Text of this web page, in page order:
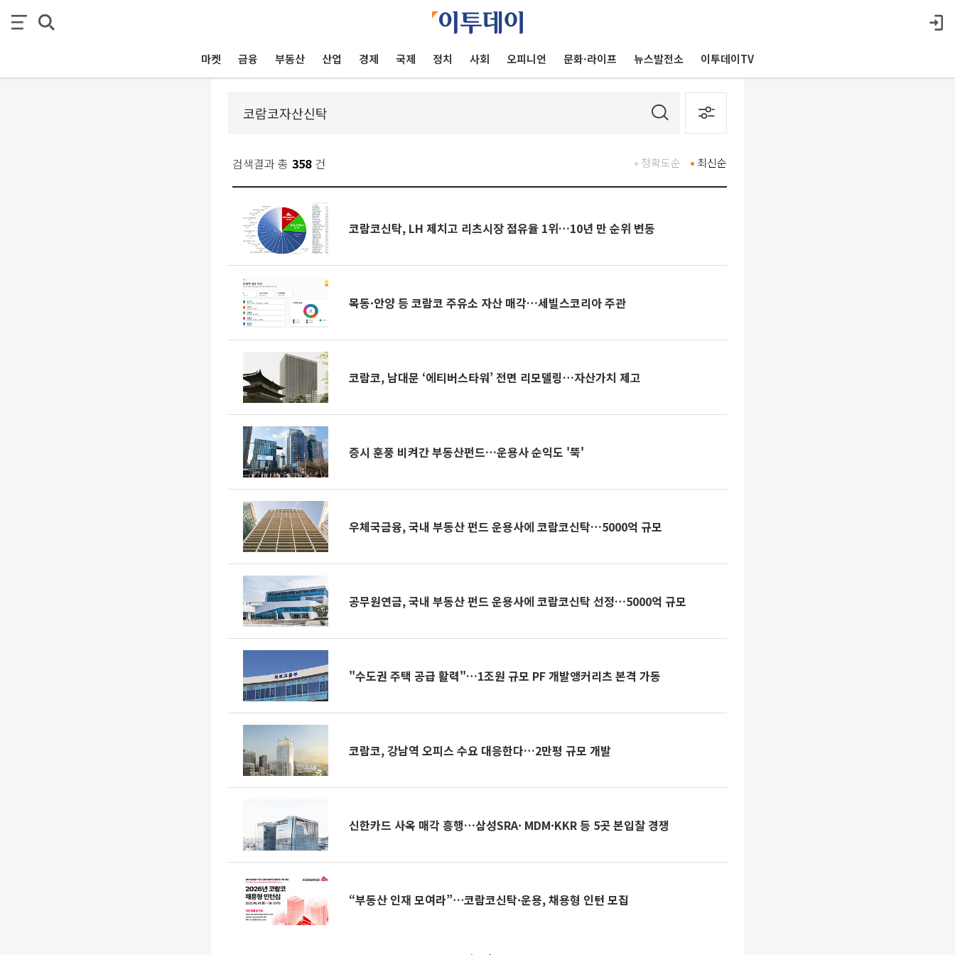
마켓 금융 부동산 산업 경제 국제 정치 사회 오피니언 문화·라이프 뉴스발전소 이투데이TV
검색결과 총 358 건 최신순
정확도순
코람코신탁, LH 제치고 리츠시장 점유율 1위…10년 만 순위 변동
목동·안양 등 코람코 주유소 자산 매각…세빌스코리아 주관
코람코, 남대문 ‘에티버스타워’ 전면 리모델링…자산가치 제고
증시 훈풍 비켜간 부동산펀드…운용사 순익도 '뚝'
우체국금융, 국내 부동산 펀드 운용사에 코람코신탁…5000억 규모
공무원연금, 국내 부동산 펀드 운용사에 코람코신탁 선정…5000억 규모
"수도권 주택 공급 활력"…1조원 규모 PF 개발앵커리츠 본격 가동
코람코, 강남역 오피스 수요 대응한다…2만평 규모 개발
신한카드 사옥 매각 흥행…삼성SRA· MDM·KKR 등 5곳 본입찰 경쟁
“부동산 인재 모여라”⋯코람코신탁·운용, 채용형 인턴 모집